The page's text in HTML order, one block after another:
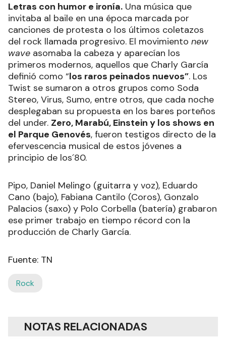
Letras con humor e ironía. Una música que
invitaba al baile en una época marcada por
canciones de protesta o los últimos coletazos
del rock llamada progresivo. El movimiento new
wave asomaba la cabeza y aparecían los
primeros modernos, aquellos que Charly García
definió como “los raros peinados nuevos”. Los
Twist se sumaron a otros grupos como Soda
Stereo, Virus, Sumo, entre otros, que cada noche
desplegaban su propuesta en los bares porteños
del under. Zero, Marabú, Einstein y los shows en
el Parque Genovés, fueron testigos directo de la
efervescencia musical de estos jóvenes a
principio de los´80.
Pipo, Daniel Melingo (guitarra y voz), Eduardo
Cano (bajo), Fabiana Cantilo (Coros), Gonzalo
Palacios (saxo) y Polo Corbella (batería) grabaron
ese primer trabajo en tiempo récord con la
producción de Charly García.
Fuente: TN
Rock
NOTAS RELACIONADAS